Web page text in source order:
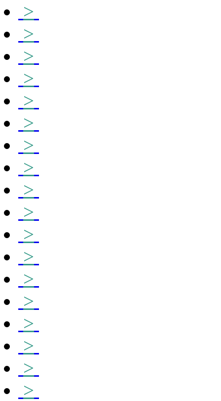
>
>
>
>
>
>
>
>
>
>
>
>
>
>
>
>
>
>